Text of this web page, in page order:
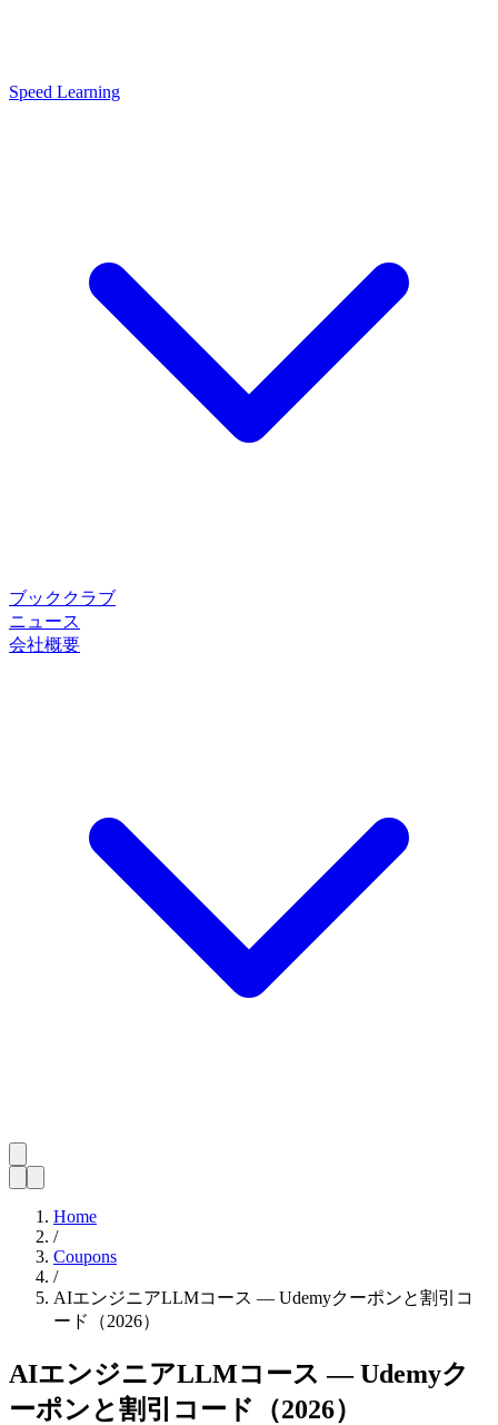
Speed Learning
ブッククラブ
ニュース
会社概要
Home
/
Coupons
/
AIエンジニアLLMコース — Udemyクーポンと割引コ
ード（2026）
AIエンジニアLLMコース — Udemyク
ーポンと割引コード（2026）